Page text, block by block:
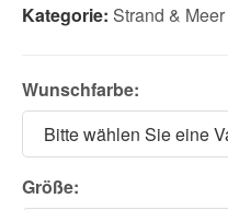
Kategorie: Strand & Meer
Wunschfarbe:
Bitte wählen Sie eine
Größe: